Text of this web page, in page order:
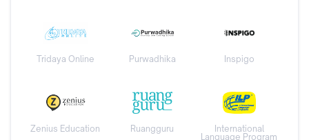
Tridaya Online Purwadhika Inspigo
Zenius Education Ruangguru
International
Language Program